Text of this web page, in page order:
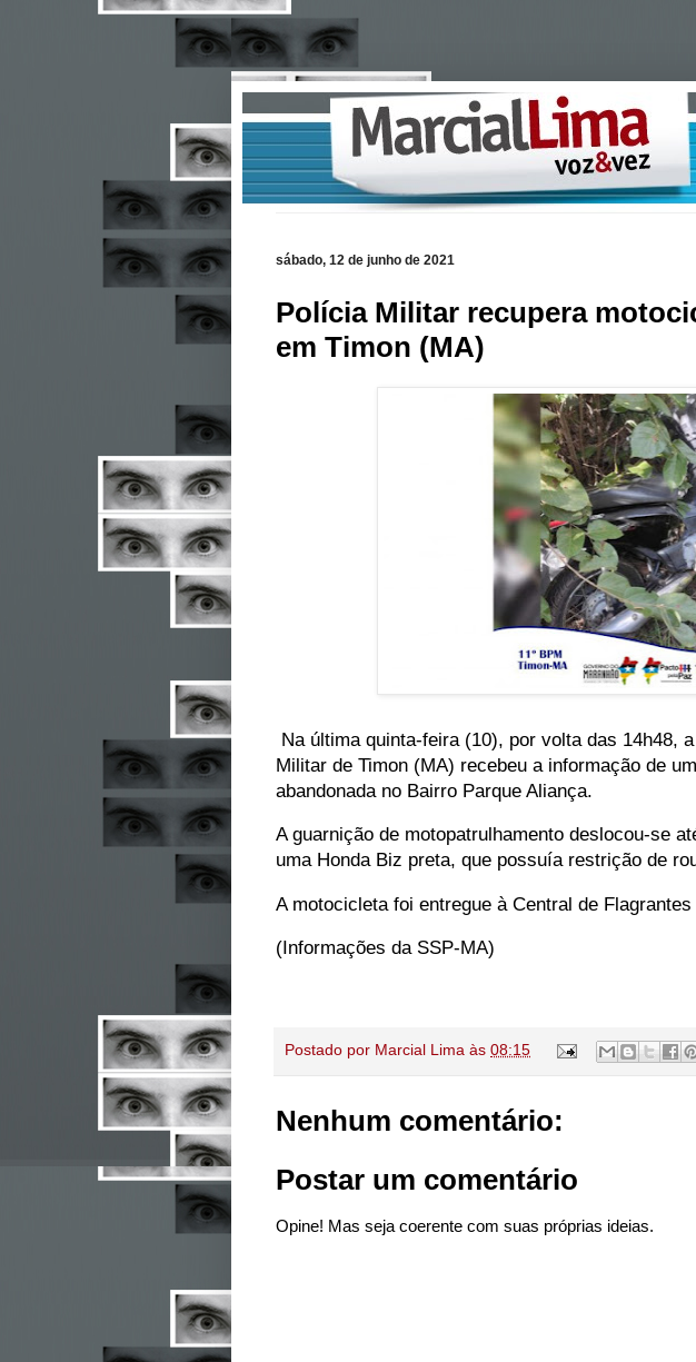
sábado, 12 de junho de 2021
Polícia Militar recupera
em Timon (MA)
Na última quinta-feira (10), por volta das 14h48,
Militar de Timon (MA) recebeu a informação de
abandonada no Bairro Parque Aliança.
A guarnição de motopatrulhamento deslocou-se
uma Honda Biz preta, que possuía restrição de
A motocicleta foi entregue à Central de
(Informações da SSP-MA)
Postado por Marcial Lima às 08:15
Nenhum comentário:
Postar um comentário
Opine! Mas seja coerente com suas próprias ideias.